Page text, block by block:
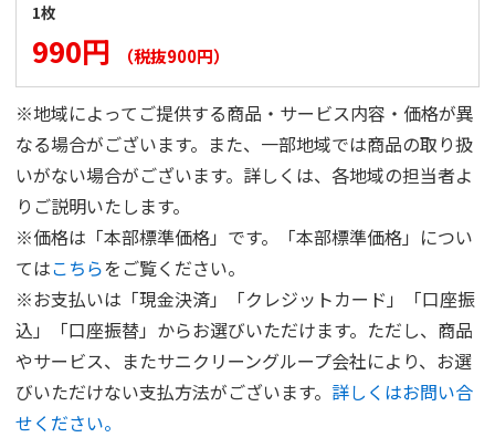
1枚
990円 （税抜900円）
※地域によってご提供する商品・サービス内容・価格が異
なる場合がございます。また、一部地域では商品の取り扱
いがない場合がございます。詳しくは、各地域の担当者よ
りご説明いたします。
※価格は「本部標準価格」です。「本部標準価格」につい
てはこちらをご覧ください。
※お支払いは「現金決済」「クレジットカード」「口座振
込」「口座振替」からお選びいただけます。ただし、商品
やサービス、またサニクリーングループ会社により、お選
びいただけない支払方法がございます。 詳しくはお問い合
せください。